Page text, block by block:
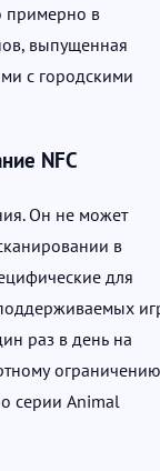
примерно в
выпущенная
с городскими
NFC
Он не может
в
для
раз в день на
серии Animal